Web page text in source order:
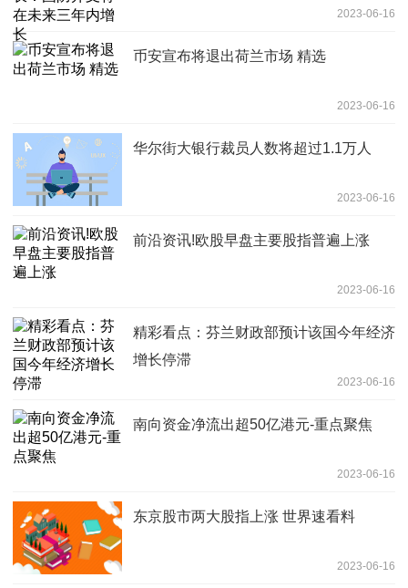
2023-06-16
币安宣布将退出荷兰市场 精选
2023-06-16
华尔街大银行裁员人数将超过1.1万人
2023-06-16
前沿资讯!欧股早盘主要股指普遍上涨
2023-06-16
精彩看点：芬兰财政部预计该国今年经济
增长停滞
2023-06-16
南向资金净流出超50亿港元-重点聚焦
2023-06-16
东京股市两大股指上涨 世界速看料
2023-06-16